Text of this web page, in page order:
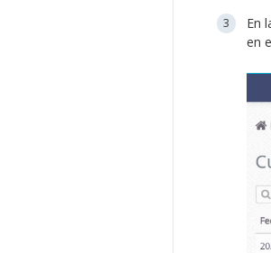
En
en